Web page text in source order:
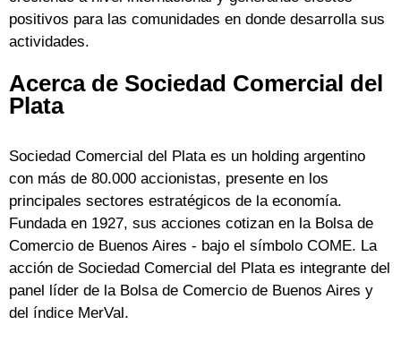
positivos para las comunidades en donde desarrolla sus
actividades.
Acerca de Sociedad Comercial del
Plata
Sociedad Comercial del Plata es un holding argentino
con más de 80.000 accionistas, presente en los
principales sectores estratégicos de la economía.
Fundada en 1927, sus acciones cotizan en la Bolsa de
Comercio de Buenos Aires - bajo el símbolo COME. La
acción de Sociedad Comercial del Plata es integrante del
panel líder de la Bolsa de Comercio de Buenos Aires y
del índice MerVal.